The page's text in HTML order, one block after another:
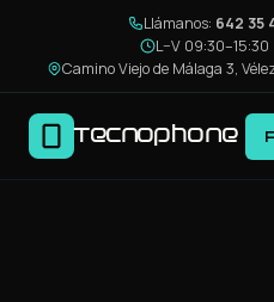
Llámanos: 642 35
L–V
Camino Viejo de Málaga 3,
Tecnophone